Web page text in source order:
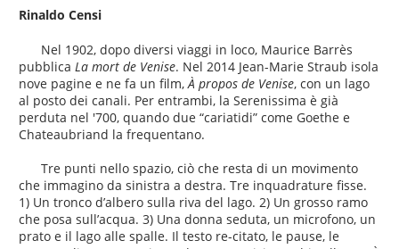
Rinaldo Censi
Nel 1902, dopo diversi viaggi in loco, Maurice Barrès
pubblicaLa mort de Venise. Nel 2014 Jean-Marie Straub isola
nove pagine e ne fa un film,À propos de Venise, con un lago
al posto dei canali. Per entrambi, la Serenissima è già
perduta nel '700, quando due “cariatidi” come Goethe e
Chateaubriand la frequentano.
Tre punti nello spazio, ciò che resta di un movimento
che immagino da sinistra a destra. Tre inquadrature fisse.
1) Un tronco d’albero sulla riva del lago. 2) Un grosso ramo
che posa sull’acqua. 3) Una donna seduta, un microfono, un
prato e il lago alle spalle. Il testo re-citato, le pause, le